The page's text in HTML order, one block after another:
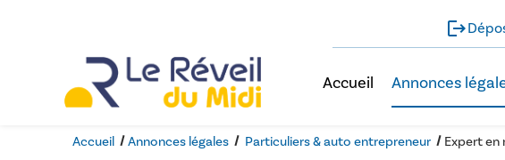
logout
Accueil Annonces
Accueil Annonces légales Particuliers & auto entrepreneur
Expert